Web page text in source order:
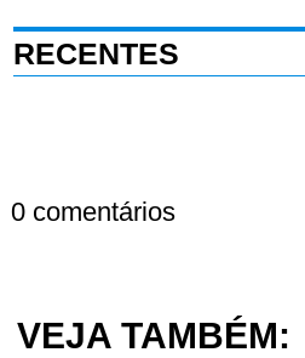
RECENTES
0 comentários
VEJA TAMBÉM: